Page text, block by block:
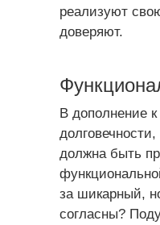
реализуют
доверяют.
В дополнение
должна быть
за шикарный,
согласны?